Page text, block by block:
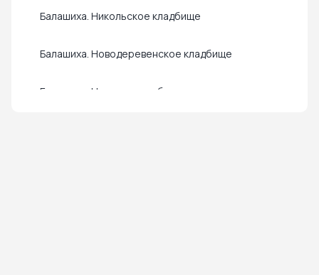
Балашиха. Никольское кладбище
Балашиха. Новодеревенское кладбище
Балашиха. Новское кладбище